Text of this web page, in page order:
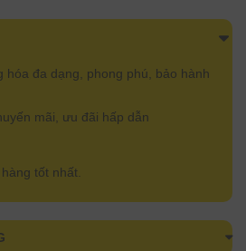
hóa đa dạng, phong phú, bảo hành
mãi, ưu đãi hấp dẫn
tốt nhất.